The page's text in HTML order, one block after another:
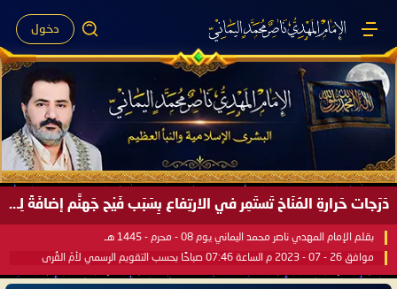
دخول
دَرَجات حَرارةِ المُنَاخ تَستَمِر في الارتِفاع بِسَبَب فَيْح جَهنَّم إضافَةً لِحرارةِ الشَّمس في مُحكَم القُرآن العَظيم ..
بقلم الإمام المهدي ناصر محمد اليماني يوم 08 - محرم - 1445 هـ
موافق 26 - 07 - 2023 م الساعة 07:46 صباحًا بحسب التقويم الرسمي لأمّ القُرى